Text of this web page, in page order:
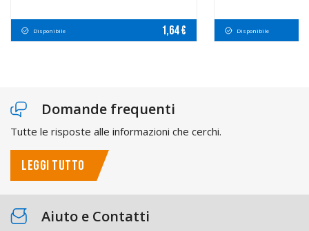
Disponibile 1,64 € Disponibile
Domande frequenti
Tutte le risposte alle informazioni che cerchi.
LEGGI TUTTO
Aiuto e Contatti